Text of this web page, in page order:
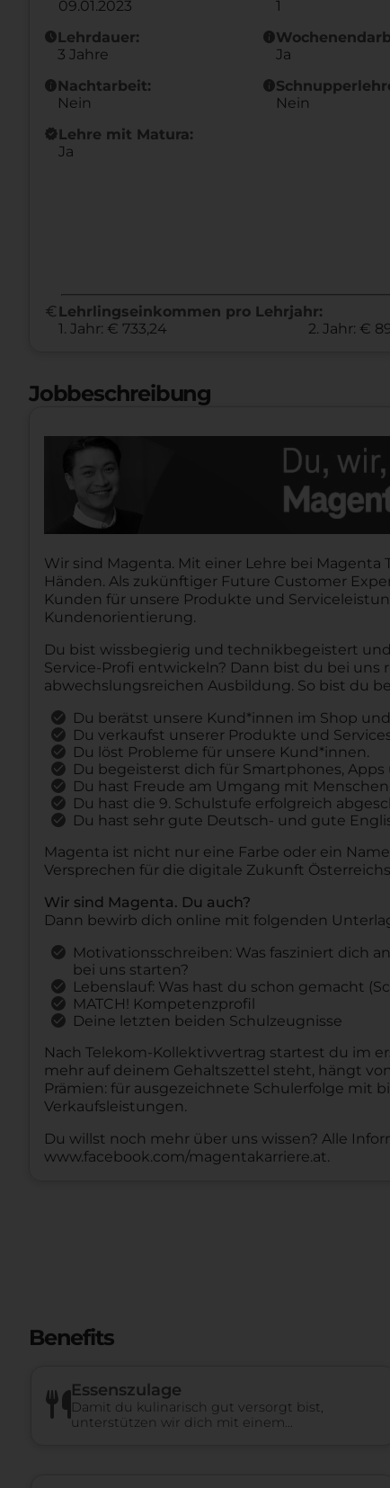
09.01.2023
1
scheduleLehrdauer:
3 Jahre
info
Ja
infoNachtarbeit:
Nein
info
Nein
new_releasesLehre mit Matura:
Ja
euro Lehrlingseinkommen pro Lehrjahr:
1. Jahr: € 733,24
2. Jahr: €
Jobbeschreibung
Wir sind Magenta. Mit einer Lehre bei
Händen. Als zukünftiger Future Customer
Kunden für unsere Produkte und
Kundenorientierung.
Du bist wissbegierig und technikbegeistert
Service-Profi entwickeln? Dann bist du bei
abwechslungsreichen Ausbildung. So bist du
Du berätst unsere Kund*innen im Shop
Du verkaufst unserer Produkte und
Du löst Probleme für unsere Kund*innen.
Du begeisterst dich für Smartphones, Apps
Du hast Freude am Umgang mit
Du hast die 9. Schulstufe erfolgreich
Du hast sehr gute Deutsch- und gute
Magenta ist nicht nur eine Farbe oder ein
Versprechen für die digitale Zukunft
Wir sind Magenta. Du auch?
Dann bewirb dich online mit folgenden
Motivationsschreiben: Was fasziniert dich
bei uns starten?
Lebenslauf: Was hast du schon gemacht
MATCH! Kompetenzprofil
Deine letzten beiden Schulzeugnisse
Nach Telekom-Kollektivvertrag startest du im
mehr auf deinem Gehaltszettel steht, hängt
Prämien: für ausgezeichnete Schulerfolge mit
Verkaufsleistungen.
Du willst noch mehr über uns wissen? Alle
www.facebook.com/magentakarriere.at.
Benefits
Essenszulage
Damit du kulinarisch gut versorgt bist,
unterstützen wir dich mit einem